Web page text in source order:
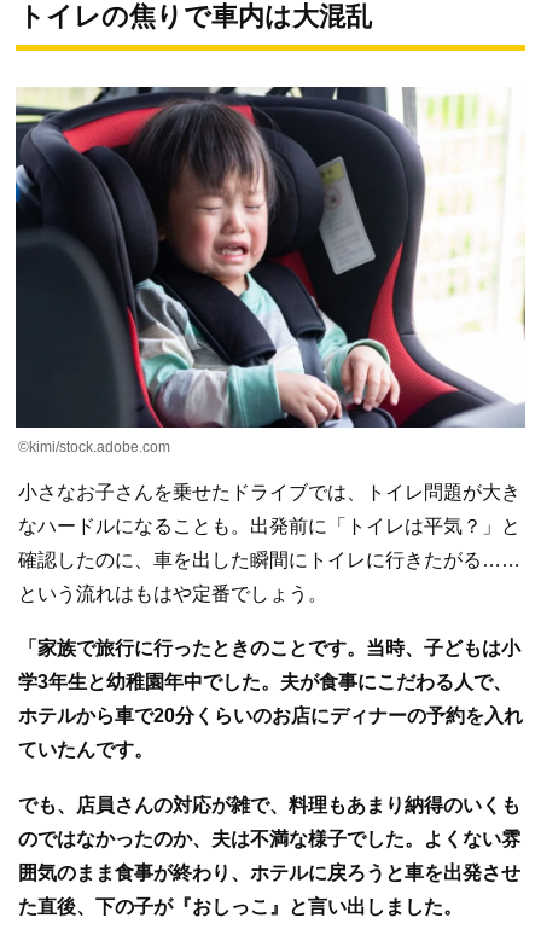
トイレの焦りで車内は大混乱
©kimi/stock.adobe.com
小さなお子さんを乗せたドライブでは、トイレ問題が大き
なハードルになることも。出発前に「トイレは平気？」と
確認したのに、車を出した瞬間にトイレに行きたがる……
という流れはもはや定番でしょう。
「家族で旅行に行ったときのことです。当時、子どもは小
学3年生と幼稚園年中でした。夫が食事にこだわる人で、
ホテルから車で20分くらいのお店にディナーの予約を入れ
ていたんです。
でも、店員さんの対応が雑で、料理もあまり納得のいくも
のではなかったのか、夫は不満な様子でした。よくない雰
囲気のまま食事が終わり、ホテルに戻ろうと車を出発させ
た直後、下の子が『おしっこ』と言い出しました。